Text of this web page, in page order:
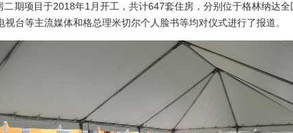
项目于2018年1月开工，共计647套住房，分别位于格林纳达全
台等主流媒体和格总理米切尔个人脸书等均对仪式进行了报道。